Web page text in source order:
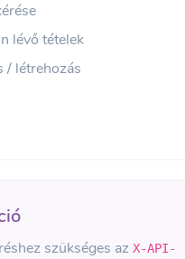
lévő tételek
/ létrehozás
szükséges az X-API-